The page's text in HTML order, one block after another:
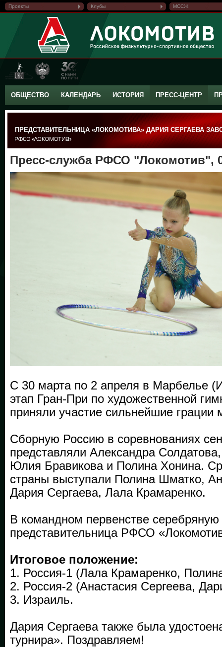
Проекты Клубы МССЖ
ОБЩЕСТВО КАЛЕНДАРЬ ИСТОРИЯ ПРЕСС-ЦЕНТР
ПРЕДСТАВИТЕЛЬНИЦА «ЛОКОМОТИВА» ДАРИЯ СЕРГАЕВА
Пресс-служба РФСО "Локомотив",
С 30 марта по 2 апреля в Марбелье
этап Гран-При по художественной
приняли участие сильнейшие грации
Сборную Россию в соревнованиях
представляли Александра
Юлия Бравикова и Полина Хонина.
страны выступали Полина Шматко,
Дария Сергаева, Лала Крамаренко.
В командном первенстве
представительница РФСО
Итоговое положение:
1. Россия-1 (Лала Крамаренко,
2. Россия-2 (Анастасия Сергеева,
3. Израиль.
Дария Сергаева также была
турнира». Поздравляем!